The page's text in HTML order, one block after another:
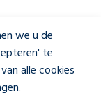
we u de
te
alle cookies